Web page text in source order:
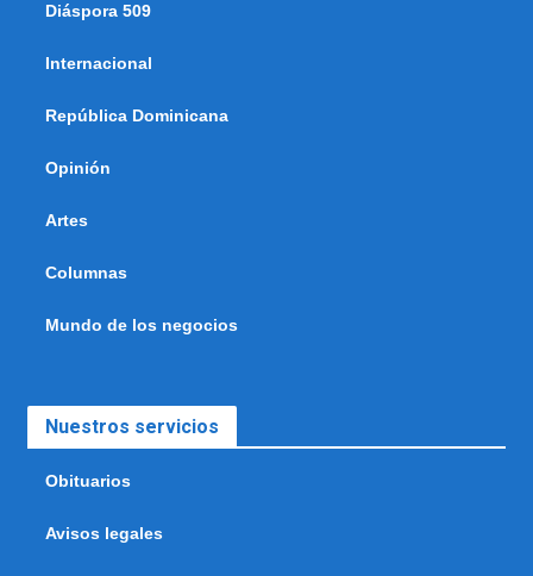
Diáspora 509
Internacional
República Dominicana
Opinión
Artes
Columnas
Mundo de los negocios
Nuestros servicios
Obituarios
Avisos legales